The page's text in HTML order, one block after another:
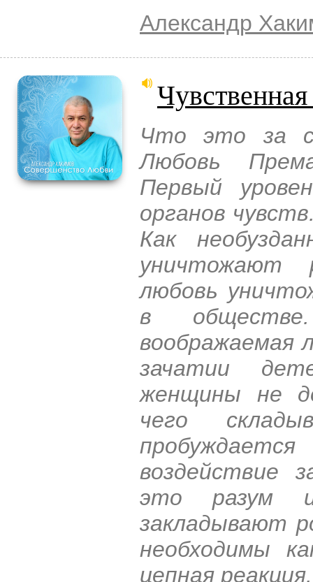
Александр
Что это за
Любовь
Первый
органов
Как
уничтожают
любовь
в
воображаемая
зачатии
женщины не
чего
воздействие
это разум
закладывают
необходимы
цепная